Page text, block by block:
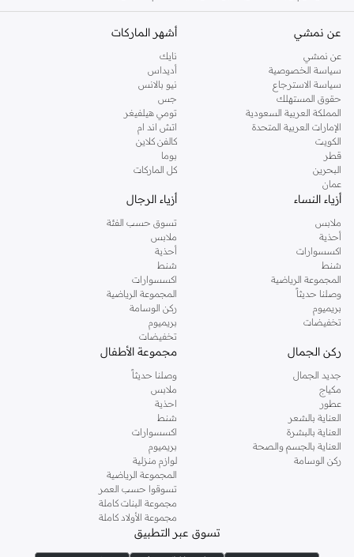
عن نمشي
عن نمشي
سياسة الخصوصية
سياسة الاسترجاع
حقوق المستهلك
المملكة العربية السعودية
الإمارات العربية المتحدة
الكويت
قطر
البحرين
عمان
أشهر الماركات
نايك
أديداس
نيو بالانس
جس
تومي هيلفيغر
اتش اند ام
كالفن كلاين
بوما
كل الماركات
أزياء النساء
ملابس
أحذية
اكسسوارات
شنط
المجموعة الرياضية
وصلنا حديثاً
بريميوم
تخفيضات
أزياء الرجال
تسوق حسب الفئة
ملابس
أحذية
شنط
اكسسوارات
المجموعة الرياضية
ركن الوسامة
بريميوم
تخفيضات
ركن الجمال
جديد الجمال
مكياج
عطور
العناية بالشعر
العناية بالبشرة
العناية بالجسم والصحة
ركن الوسامة
مجموعة الأطفال
وصلنا حديثاً
ملابس
احذية
شنط
اكسسوارات
بريميوم
لوازم منزلية
المجموعة الرياضية
تسوقوا حسب العمر
مجموعة البنات كاملة
مجموعة الأولاد كاملة
تسوق عبر التطبيق